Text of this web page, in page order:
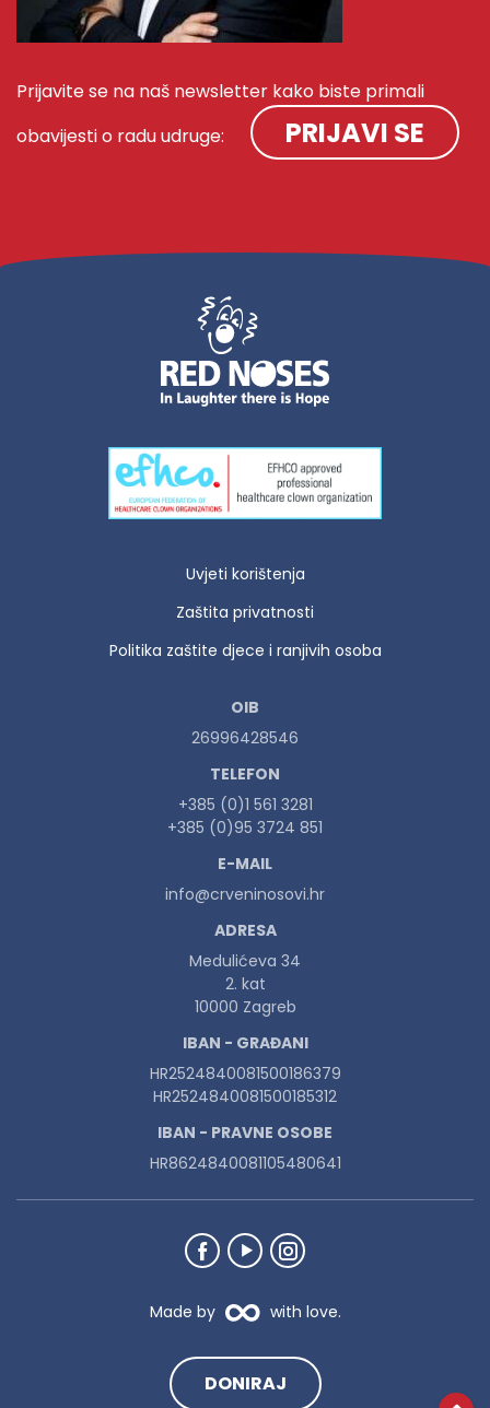
Prijavite se na naš newsletter kako biste primali
obavijesti o radu udruge:
PRIJAVI SE
Uvjeti korištenja
Zaštita privatnosti
Politika zaštite djece i ranjivih osoba
OIB
26996428546
TELEFON
+385 (0)1 561 3281
+385 (0)95 3724 851
E-MAIL
info@crveninosovi.hr
ADRESA
Medulićeva 34
2. kat
10000 Zagreb
IBAN - GRAĐANI
HR2524840081500186379
HR2524840081500185312
IBAN - PRAVNE OSOBE
HR8624840081105480641
Made by with love.
DONIRAJ